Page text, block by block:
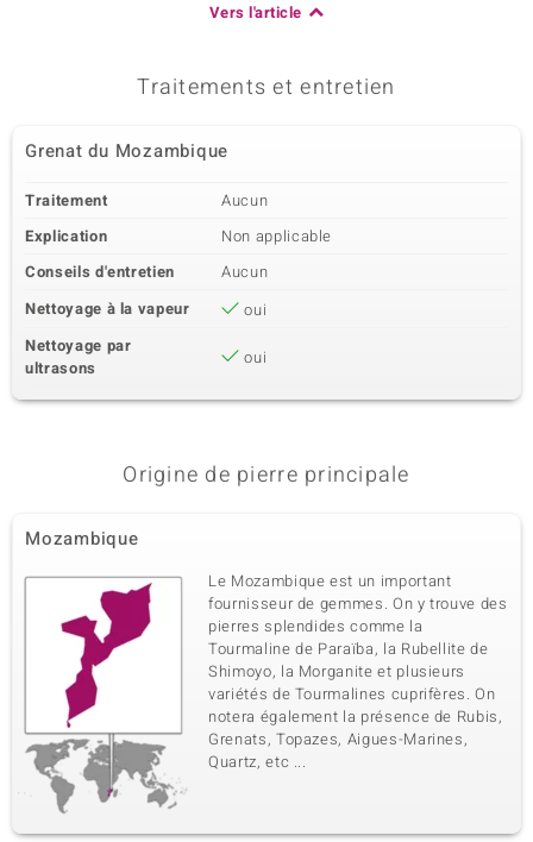
Vers l'article
Traitements et entretien
Grenat du Mozambique
Traitement
Aucun
Explication
Non applicable
Conseils d'entretien
Aucun
Nettoyage à la vapeur
oui
Nettoyage par
ultrasons
oui
Origine de pierre principale
Mozambique
Le Mozambique est un important
fournisseur de gemmes. On y trouve des
pierres splendides comme la
Tourmaline de Paraïba, la Rubellite de
Shimoyo, la Morganite et plusieurs
variétés de Tourmalines cuprifères. On
notera également la présence de Rubis,
Grenats, Topazes, Aigues-Marines,
Quartz, etc ...